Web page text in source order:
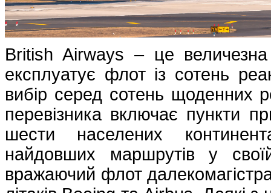
British Airways – це величезна
експлуатує флот із сотень
вибір серед сотень щоденних
перевізника включає пункти
шести населених
найдовших маршрутів у
вражаючий флот